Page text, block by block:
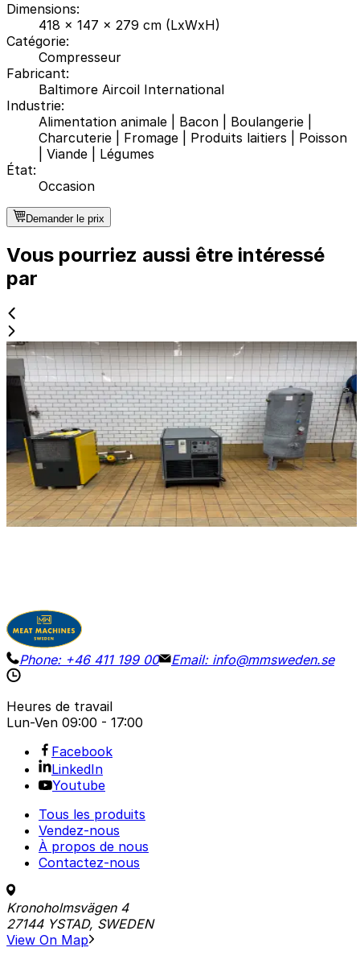
Dimensions:
418 x 147 x 279 cm (LxWxH)
Catégorie:
Compresseur
Fabricant:
Baltimore Aircoil International
Industrie:
Alimentation animale
Bacon Boulangerie
Charcuterie
Fromage Produits laitiers
Poisson
Viande
Légumes
État:
Occasion
Demander le prix
Vous pourriez aussi être intéressé
par
Occasion
ATLAS COPCO GA-22 + KAESERTC 44
ID NR3282
110 x 78 x 97 cm + 77 x 67 x 100 cm.
Compresseur d’air à vis Atlas Copco GA 22 avec
sécheur d’air Kaiser TC 44.
Voir les détails Demander le prix
.
Phone: +46 411 199 00 Email: info@mmsweden.se
Heures de travail
Lun-Ven 09:00 - 17:00
Facebook
LinkedIn
Youtube
Tous les produits
Vendez-nous
À propos de nous
Contactez-nous
Kronoholmsvägen 4
27144 YSTAD, SWEDEN
View On Map